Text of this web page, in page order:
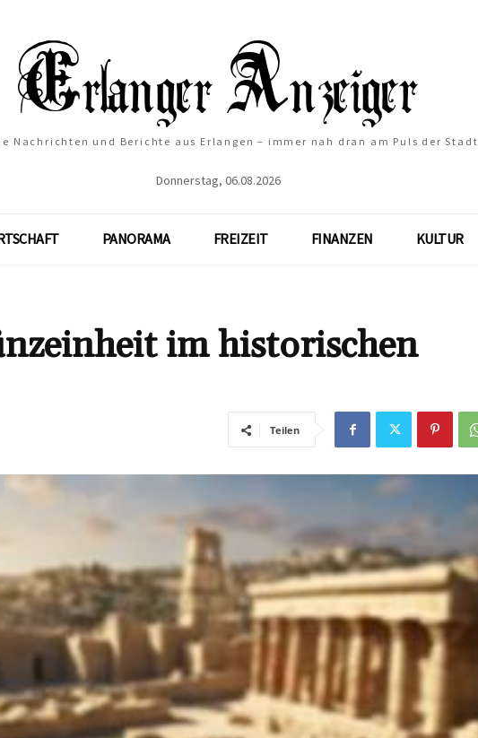
Nachrichten und Berichte aus Erlangen – immer nah dran am Puls der Stadt
Donnerstag, 06.08.2026
PANORAMA FREIZEIT FINANZEN KULTUR
im historischen
Teilen